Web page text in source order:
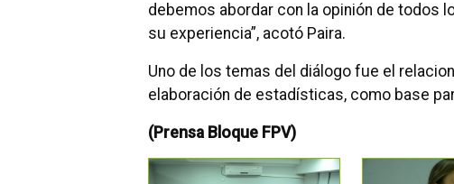
debemos abordar con la opinión de todos
su experiencia”, acotó Paira.
Uno de los temas del diálogo fue el
elaboración de estadísticas, como base
(Prensa Bloque FPV)